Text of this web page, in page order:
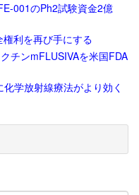
001のPh2試験資金2億
利を再び手にする
チンmFLUSIVAを米国FDA
学放射線療法がより効く